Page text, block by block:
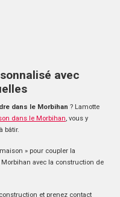
avec
dans le Morbihan ? Lamotte
dans le Morbihan, vous y
bâtir.
» pour coupler la
avec la construction de
et prenez contact